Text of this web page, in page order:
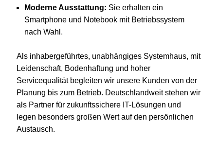
Moderne Ausstattung: Sie erhalten ein
Smartphone und Notebook mit Betriebssystem
nach Wahl.
Als inhabergeführtes, unabhängiges Systemhaus, mit
Leidenschaft, Bodenhaftung und hoher
Servicequalität begleiten wir unsere Kunden von der
Planung bis zum Betrieb. Deutschlandweit stehen wir
als Partner für zukunftssichere IT-Lösungen und
legen besonders großen Wert auf den persönlichen
Austausch.